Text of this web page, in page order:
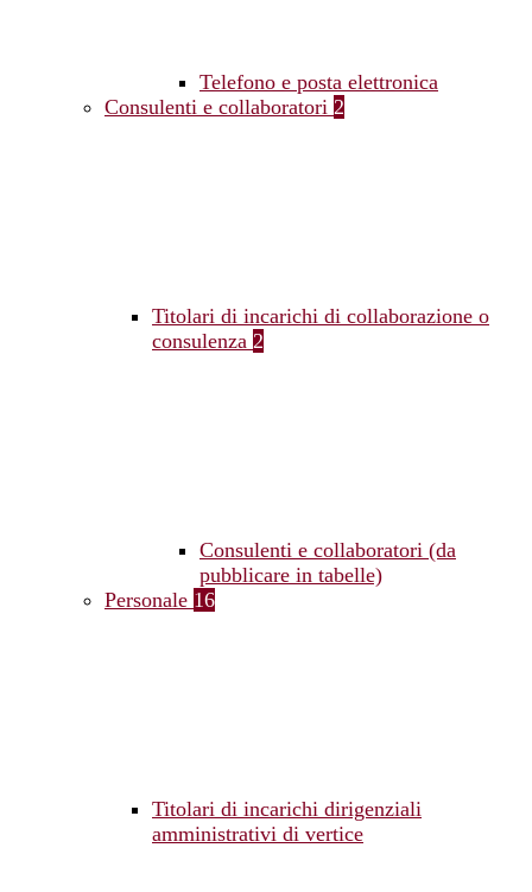
Telefono e posta elettronica
Consulenti e collaboratori 2
Titolari di incarichi di collaborazione o
consulenza 2
Consulenti e collaboratori (da
pubblicare in tabelle)
Personale 16
Titolari di incarichi dirigenziali
amministrativi di vertice